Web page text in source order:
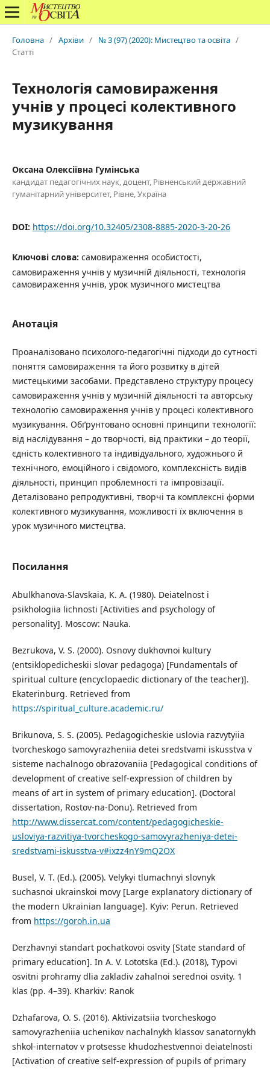
Головна / Архіви / № 3 (97) (2020): Мистецтво та освіта /
Статті
Технологія самовираження
учнів у процесі колективного
музикування
Оксана Олексіївна Гумінська
кандидат педагогічних наук, доцент, Рівненський державний
гуманітарний університет, Рівне, Україна
DOI: https://doi.org/10.32405/2308-8885-2020-3-20-26
Ключові слова: самовираження особистості,
самовираження учнів у музичній діяльності, технологія
самовираження учнів, урок музичного мистецтва
Анотація
Проаналізовано психолого-педагогічні підходи до сутності
поняття самовираження та його розвитку в дітей
мистецькими засобами. Представлено структуру процесу
самовираження учнів у музичній діяльності та авторську
технологію самовираження учнів у процесі колективного
музикування. Обґрунтовано основні принципи технології:
від наслідування – до творчості, від практики – до теорії,
єдність колективного та індивідуального, художнього й
технічного, емоційного і свідомого, комплексність видів
діяльності, принцип проблемності та імпровізації.
Деталізовано репродуктивні, творчі та комплексні форми
колективного музикування, можливості їх включення в
урок музичного мистецтва.
Посилання
Abulkhanova-Slavskaia, K. A. (1980). Deiatelnost i
psikhologiia lichnosti [Activities and psychology of
personality]. Moscow: Nauka.
Bezrukova, V. S. (2000). Osnovy dukhovnoi kultury
(entsiklopedicheskii slovar pedagoga) [Fundamentals of
spiritual culture (encyclopaedic dictionary of the teacher)].
Ekaterinburg. Retrieved from
https://spiritual_culture.academic.ru/
Brikunova, S. S. (2005). Pedagogicheskie uslovia razvytyiia
tvorcheskogo samovyrazheniia detei sredstvami iskusstva v
sisteme nachalnogo obrazovaniia [Pedagogical conditions of
development of creative self-expression of children by
means of art in system of primary education]. (Doctoral
dissertation, Rostov-na-Donu). Retrieved from
http://www.dissercat.com/content/pedagogicheskie-
usloviya-razvitiya-tvorcheskogo-samovyrazheniya-detei-
sredstvami-iskusstva-v#ixzz4nY9mQ2OX
Busel, V. T. (Ed.). (2005). Velykyi tlumachnyi slovnyk
suchasnoi ukrainskoi movy [Large explanatory dictionary of
the modern Ukrainian language]. Kyiv: Perun. Retrieved
from https://goroh.in.ua
Derzhavnyi standart pochatkovoi osvity [State standard of
primary education]. In A. V. Lototska (Ed.). (2018), Typovi
osvitni prohramy dlia zakladiv zahalnoi serednoi osvity. 1
klas (pp. 4–39). Kharkiv: Ranok
Dzhafarova, O. S. (2016). Aktivizatsiia tvorcheskogo
samovyrazheniia uchenikov nachalnykh klassov sanatornykh
shkol-internatov v protsesse khudozhestvennoi deiatelnosti
[Activation of creative self-expression of pupils of primary